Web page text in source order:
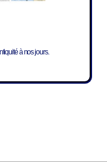
à nos jours.